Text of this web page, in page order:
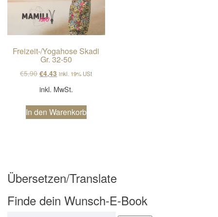
Freizeit-/Yogahose Skadi
Gr. 32-50
€5,90Ursprünglicher Preis war: €5,90
€4,43 Aktueller Preis ist: €4,43.
inkl. 19% USt
inkl. MwSt.
In den Warenkorb
Übersetzen/Translate
Finde dein Wunsch-E-Book